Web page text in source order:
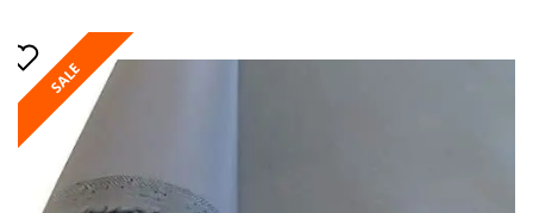
SALE